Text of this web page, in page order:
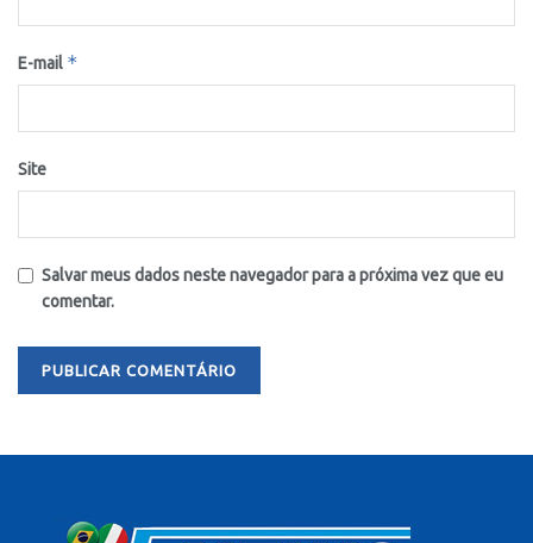
E-mail *
Site
Salvar meus dados neste navegador para a próxima vez que eu
comentar.